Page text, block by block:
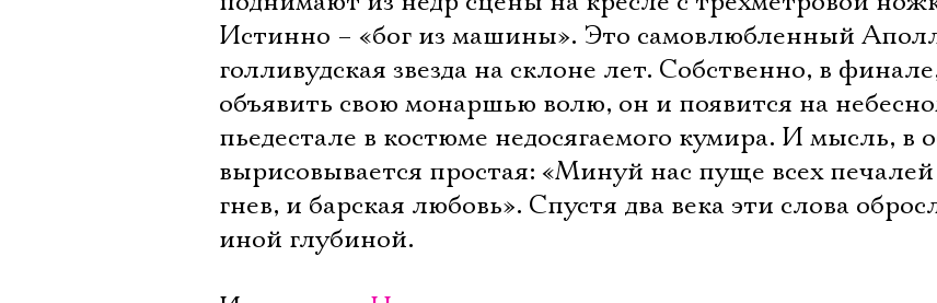
Истинно – «бог из машины». Это самовлюбленный
голливудская звезда на склоне лет. Собственно, в
объявить свою монаршью волю, он и появится на
пьедестале в костюме недосягаемого кумира. И мысль, в
вырисовывается простая: «Минуй нас пуще всех
гнев, и барская любовь». Спустя два века эти слова
иной глубиной.